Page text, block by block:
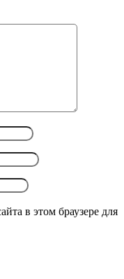
в этом браузере для